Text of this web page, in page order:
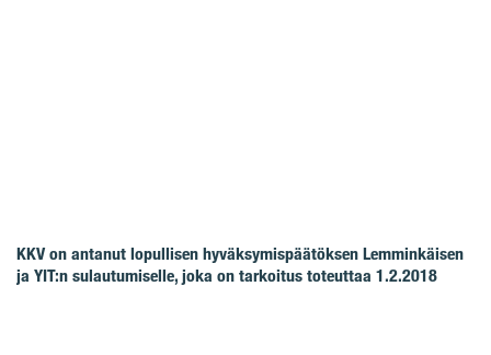
KKV on antanut lopullisen hyväksymispäätöksen Lemminkäisen
ja YIT:n sulautumiselle, joka on tarkoitus toteuttaa 1.2.2018